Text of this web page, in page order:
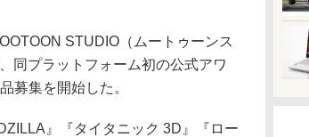
STUDIO（ムートゥーンス
同プラットフォーム初の公式アワ
募集を開始した。
』『タイタニック 3D』『ロー